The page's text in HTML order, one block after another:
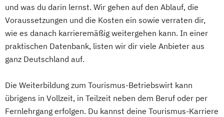
und was du darin lernst. Wir gehen auf den Ablauf, die
Voraussetzungen und die Kosten ein sowie verraten dir,
wie es danach karrieremäßig weitergehen kann. In einer
praktischen Datenbank, listen wir dir viele Anbieter aus
ganz Deutschland auf.
Die Weiterbildung zum Tourismus-Betriebswirt kann
übrigens in Vollzeit, in Teilzeit neben dem Beruf oder per
Fernlehrgang erfolgen. Du kannst deine Tourismus-Karriere